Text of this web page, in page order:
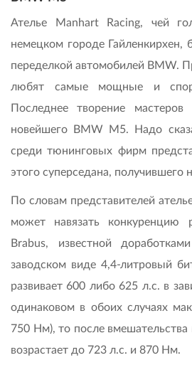
Ателье Manhart Racing, чей
немецком городе Гайленкирхен,
переделкой автомобилей BMW.
любят самые мощные и
Последнее творение
новейшего BMW M5. Надо
среди тюнинговых фирм
этого суперседана,
По словам представителей
может навязать
Brabus, известной
заводском виде 4,4-литровый
развивает 600 либо 625 л.с. в
одинаковом в обоих случаях
750 Нм), то после
возрастает до 723 л.с. и 870 Нм.